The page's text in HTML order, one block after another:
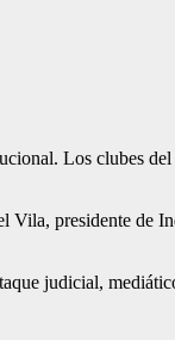
Los clubes
presidente de
judicial,